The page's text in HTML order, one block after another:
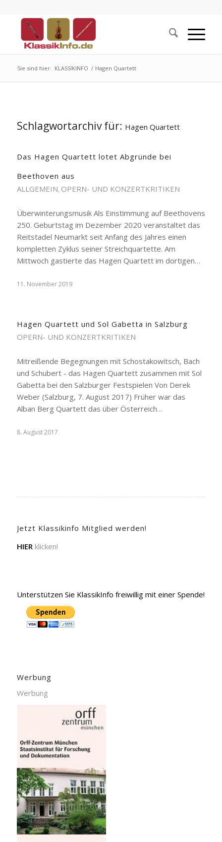
Sie sind hier: KLASSIKINFO / Hagen Quartett
Schlagwortarchiv für: Hagen Quartett
Das Hagen Quartett lotet Abgründe bei
Beethoven aus
ALLGEMEIN, OPERN- UND KONZERTKRITIKEN
Überwinterungsmusik Als Einstimmung auf Beethovens
250. Geburtstag im Dezember 2020 veranstaltet das
Reitstadel Neumarkt seit Anfang des Jahres einen
kompletten Zyklus seiner Streichquartette. Am
Mittwoch gastierte das Hagen Quartett im dortigen…
11. November 2019
Hagen Quartett und Sol Gabetta in Salzburg
OPERN- UND KONZERTKRITIKEN
Mitreißende Begegnungen mit Schostakowitsch, Bach
und Schubert - das Hagen Quartett zusammen mit Sol
Gabetta bei den Salzburger Festspielen Von Derek
Weber (Salzburg, 7. August 2017) Früher war das
Alban Berg Quartett das über Österreich…
8. August 2017
Jetzt Klassikinfo Mitglied werden!
HIER klicken!
Unterstützen Sie KlassikInfo freiwillig mit einer Spende!
Werbung
Werbung